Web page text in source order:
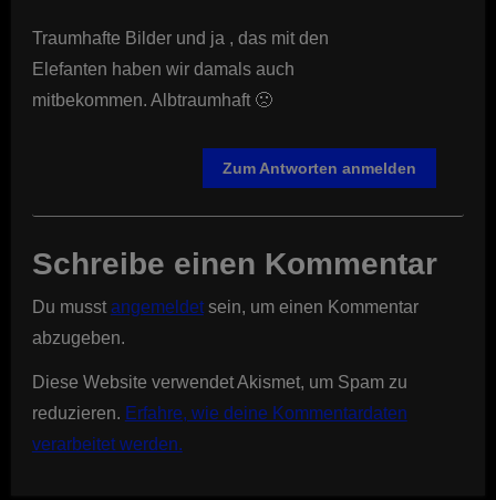
Traumhafte Bilder und ja , das mit den
Elefanten haben wir damals auch
mitbekommen. Albtraumhaft 🙁
Zum Antworten anmelden
Schreibe einen Kommentar
Du musst angemeldetsein, um einen Kommentar
abzugeben.
Diese Website verwendet Akismet, um Spam zu
reduzieren. Erfahre, wie deine Kommentardaten
verarbeitet werden.